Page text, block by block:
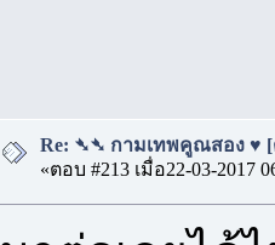
Re: ➴➴ กามเทพคูณสอง ♥ [
«ตอบ #213 เมื่อ22-03-2017